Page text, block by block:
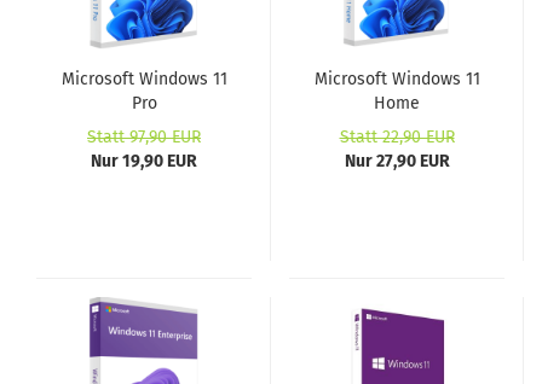
Microsoft Windows 11
Pro
Statt 97,90 EUR
Nur 19,90 EUR
Microsoft Windows 11
Home
Statt 22,90 EUR
Nur 27,90 EUR